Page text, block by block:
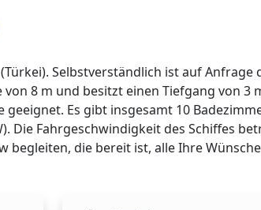
Selbstverständlich ist auf Anfrage
8 m und besitzt einen Tiefgang von 3
Es gibt insgesamt 10
Die Fahrgeschwindigkeit des Schiffes
begleiten, die bereit ist, alle Ihre